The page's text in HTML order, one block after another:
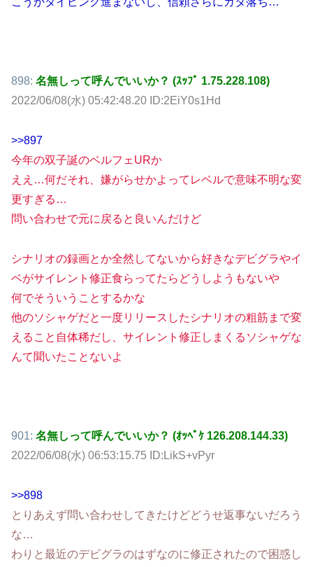
898: 名無しって呼んでいいか？ (ｽｯﾌﾟ 1.75.228.108)
2022/06/08(水) 05:42:48.20 ID:2EiY0s1Hd
>>897
今年の双子誕のベルフェURか
ええ…何だそれ、嫌がらせかよってレベルで意味不明な変
更すぎる…
問い合わせで元に戻ると良いんだけど
シナリオの録画とか全然してないから好きなデビグラやイ
ベがサイレント修正食らってたらどうしようもないや
何でそういうことするかな
他のソシャゲだと一度リリースしたシナリオの粗筋まで変
えること自体稀だし、サイレント修正しまくるソシャゲな
んて聞いたことないよ
901: 名無しって呼んでいいか？ (ｵｯﾍﾟｹ 126.208.144.33)
2022/06/08(水) 06:53:15.75 ID:LikS+vPyr
>>898
とりあえず問い合わせしてきたけどどうせ返事ないだろう
な…
わりと最近のデビグラのはずなのに修正されたので困惑し